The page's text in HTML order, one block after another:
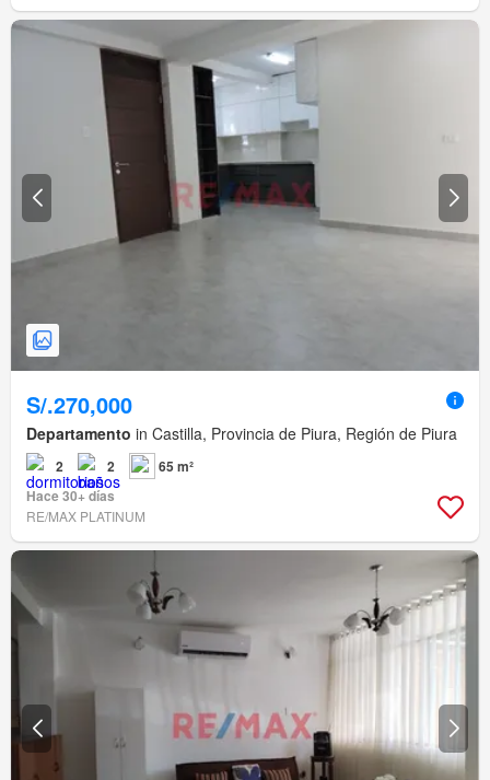
S/.270,000
Departamento in Castilla, Provincia de Piura, Región de Piura
2 2
65 m²
Hace 30+ días
RE/MAX PLATINUM